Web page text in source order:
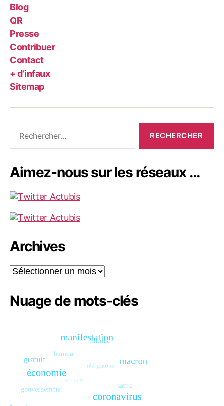
Blog
QR
Presse
Contribuer
Contact
+ d’infaux
Sitemap
Aimez-nous sur les réseaux …
Archives
Archives
Nuage de mots-clés